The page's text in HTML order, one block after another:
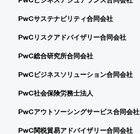
PwCサステナビリティ合同会社
PwCリスクアドバイザリー合同会社
PwC総合研究所合同会社
PwCビジネスソリューション合同会社
PwC社会保険労務士法人
PwCアウトソーシングサービス合同会社
PwC関税貿易アドバイザリー合同会社